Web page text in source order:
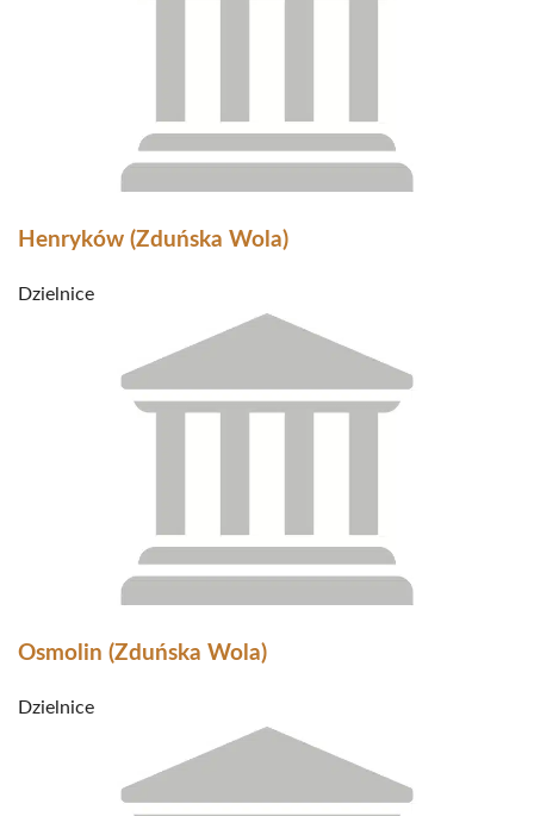
Henryków (Zduńska Wola)
Dzielnice
Osmolin (Zduńska Wola)
Dzielnice